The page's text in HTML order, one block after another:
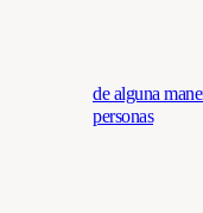
de alguna
personas